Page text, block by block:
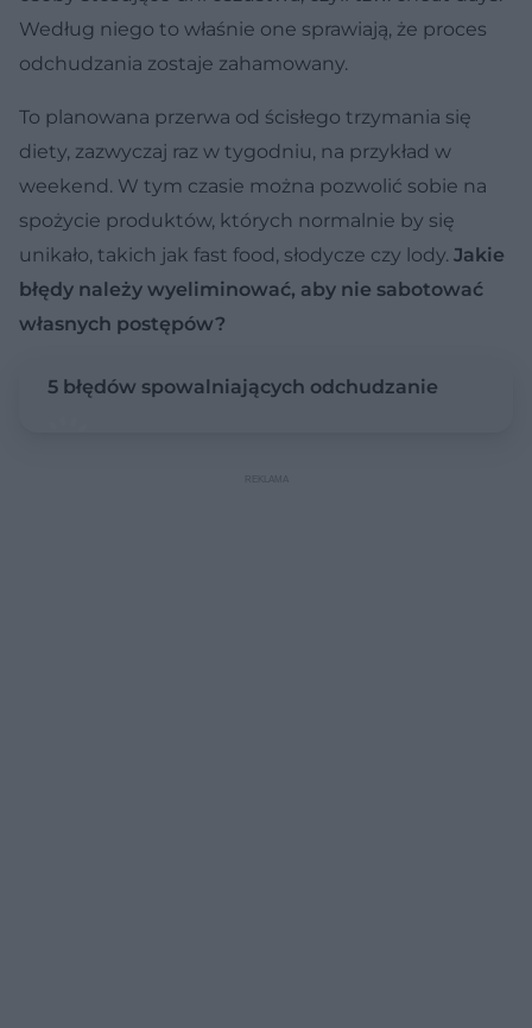
Według niego to właśnie one sprawiają, że proces
odchudzania zostaje zahamowany.
To planowana przerwa od ścisłego trzymania się
diety, zazwyczaj raz w tygodniu, na przykład w
weekend. W tym czasie można pozwolić sobie na
spożycie produktów, których normalnie by się
unikało, takich jak fast food, słodycze czy lody. Jakie
błędy należy wyeliminować, aby nie sabotować
własnych postępów?
5 błędów spowalniających odchudzanie